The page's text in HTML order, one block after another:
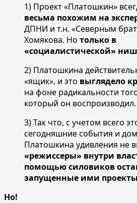
1) Проект «Платошкин»
весьма похожим на
ДПНИ и т.н. «Северным
Хомякова. Но только в
«социалистической»
2) Платошкина
«ящик», и это выглядело
на фоне радикальности
который он воспроизводил.
3) Так что, с учетом всего
сегодняшние события и
Платошкина удивления не
«режиссеры» внутри
помощью силовиков
запущенные ими
Но!